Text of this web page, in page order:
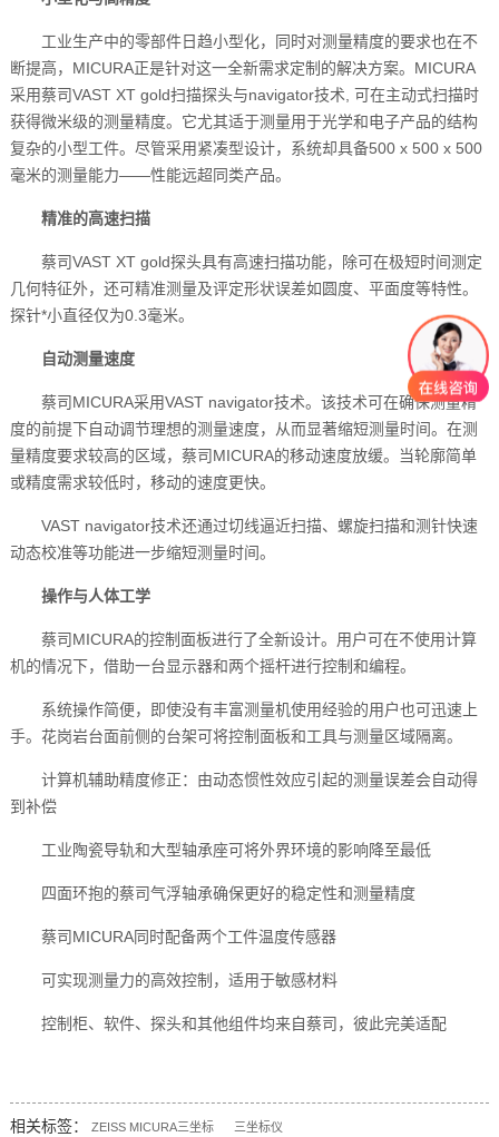
工业生产中的零部件日趋小型化，同时对测量精度的要求也在不
断提高，MICURA正是针对这一全新需求定制的解决方案。MICURA
采用蔡司VAST XT gold扫描探头与navigator技术, 可在主动式扫描时
获得微米级的测量精度。它尤其适于测量用于光学和电子产品的结构
复杂的小型工件。尽管采用紧凑型设计，系统却具备500 x 500 x 500
毫米的测量能力——性能远超同类产品。
精准的高速扫描
蔡司VAST XT gold探头具有高速扫描功能，除可在极短时间测定
几何特征外，还可精准测量及评定形状误差如圆度、平面度等特性。
探针*小直径仅为0.3毫米。
自动测量速度
蔡司MICURA采用VAST navigator技术。该技术可在确保测量精
度的前提下自动调节理想的测量速度，从而显著缩短测量时间。在测
量精度要求较高的区域，蔡司MICURA的移动速度放缓。当轮廓简单
或精度需求较低时，移动的速度更快。
VAST navigator技术还通过切线逼近扫描、螺旋扫描和测针快速
动态校准等功能进一步缩短测量时间。
操作与人体工学
蔡司MICURA的控制面板进行了全新设计。用户可在不使用计算
机的情况下，借助一台显示器和两个摇杆进行控制和编程。
系统操作简便，即使没有丰富测量机使用经验的用户也可迅速上
手。花岗岩台面前侧的台架可将控制面板和工具与测量区域隔离。
计算机辅助精度修正：由动态惯性效应引起的测量误差会自动得
到补偿
工业陶瓷导轨和大型轴承座可将外界环境的影响降至最低
四面环抱的蔡司气浮轴承确保更好的稳定性和测量精度
蔡司MICURA同时配备两个工件温度传感器
可实现测量力的高效控制，适用于敏感材料
控制柜、软件、探头和其他组件均来自蔡司，彼此完美适配
相关标签： ZEISS MICURA三坐标 三坐标仪